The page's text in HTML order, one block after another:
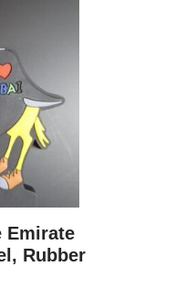
Emirate
Rubber